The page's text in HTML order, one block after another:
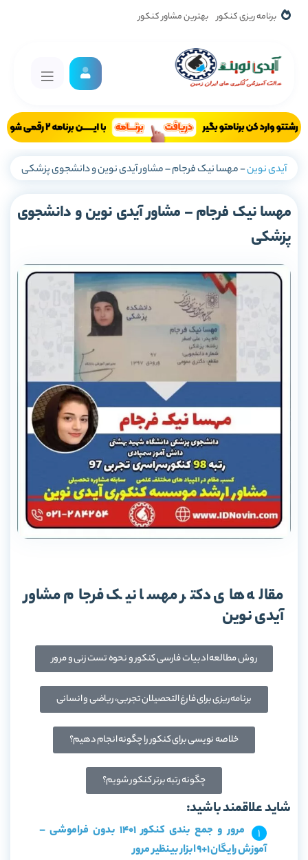
برنامه ریزی کنکور بهترین مشاور کنکور
آیدی نوین-مهسا نیک فرجام – مشاور آیدی نوین و دانشجوی پزشکی
مهسا نیک فرجام – مشاور آیدی نوین و دانشجوی
پزشکی
مقاله های دکتر مهسا نیک فرجام مشاور
آیدی نوین
روش مطالعه ادبیات فارسی کنکور و نحوه تست زنی و مرور
برنامه ریزی برای فارغ التحصیلان تجربی، ریاضی و انسانی
خلاصه نویسی برای کنکور را چگونه انجام دهیم؟
چگونه رتبه برتر کنکور شویم؟
شاید علاقمند باشید:
مرور و جمع بندی کنکور 1401 بدون فراموشی –
آموزش رایگان 1+9 ابزار بینظیر مرور